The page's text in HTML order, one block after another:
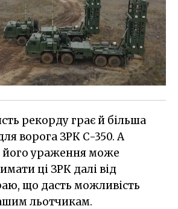
рекорду грає й більша
ворога ЗРК С-350. А
його ураження може
ці ЗРК далі від
що дасть можливість
льотчикам.